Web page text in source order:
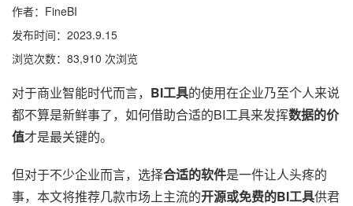
作者：FineBI
发布时间：2023.9.15
浏览次数：83,910 次浏览
对于商业智能时代而言， BI工具的使用在企业乃至个人来说
都不算是新鲜事了，如何借助合适的BI工具来发挥数据的价
值才是最关键的。
但对于不少企业而言，选择合适的软件是一件让人头疼的
事，本文将推荐几款市场上主流的开源或免费的BI工具供君